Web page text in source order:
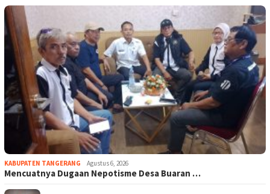
KABUPATEN TANGERANG Agustus 6, 2026
Mencuatnya Dugaan Nepotisme Desa Buaran …